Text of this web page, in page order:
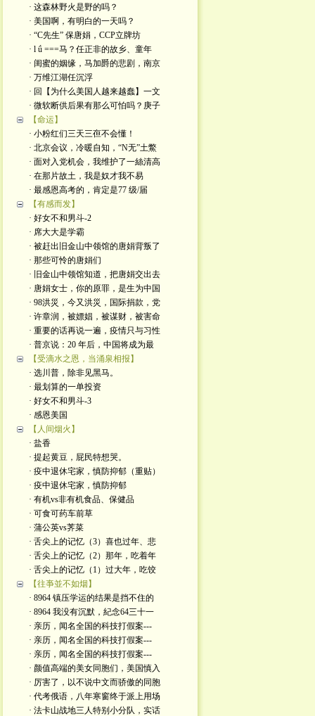
· 这森林野火是​野的吗？
· 美国啊，有明白的一天吗？
· “C先生” 保唐娟，CCP立牌坊
· l ǘ ===马？任正非的故乡、童年
· 闺蜜的姻缘，马加爵的悲剧，南京
· 万维江湖任沉浮
· 回【为什么美国人越来越蠢】一文
· 微软断供后果有那么可怕吗？庚子
【命运】
· 小粉红们三天三亱不会懂！
· 北京会议，冷暖自知，“N无”土鱉
· 面对入党机会，我维护了一絲清高
· 在那片故土，我是奴才我不易
· 最感恩高考的，肯定是77 级/届
【有感而发】
· 好女不和男斗-2
· 席大大是学霸
· 被赶出旧金山中领馆的唐娟背叛了
· 那些可怜的唐娟们
· 旧金山中领馆知道，把唐娟交出去
· 唐娟女士，你的原罪，是生为中国
· 98洪災，今又洪災，国际捐款，党
· 许章润，被嫖娼，被谋财，被害命
· 重要的话再说一遍，疫情只与习性
· 普京说：20 年后，中国将成为最
【受滴水之恩，当涌泉相报】
· 选川普，除非见黑马。
· 最划算的一单投资
· 好女不和男斗-3
· 感恩美国
【人间烟火】
· 盐香
· 提起黄豆，屁民特想哭。
· 疫中退休宅家，慎防抑郁（重贴）
· 疫中退休宅家，慎防抑郁
· 有机vs非有机食品、保健品
· 可食可药车前草
· 蒲公英vs荠菜
· 舌尖上的记忆（3）喜也过年、悲
· 舌尖上的记忆（2）那年，吃着年
· 舌尖上的记忆（1）过大年，吃饺
【往亊並不如烟】
· 8964 镇压学运的结果是挡不住的
· 8964 我没有沉默，紀念64三十一
· 亲历，闻名全国的科技打假案---
· 亲历，闻名全国的科技打假案---
· 亲历，闻名全国的科技打假案---
· 颜值高端的美女同胞们，美国慎入
· 厉害了，以不说中文而骄傲的同胞
· 代考俄语，八年寒窗终于派上用场
· 法卡山战地三人特别小分队，实话